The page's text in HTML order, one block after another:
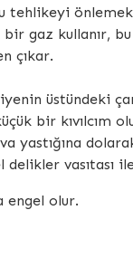
gaz kullanır,
çıkar.
üstündeki
bir kıvılcım
yastığına
vasıtası
engel olur.